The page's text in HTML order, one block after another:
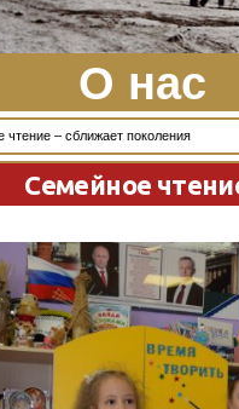
О нас
чтение – сближает поколения
Семейное